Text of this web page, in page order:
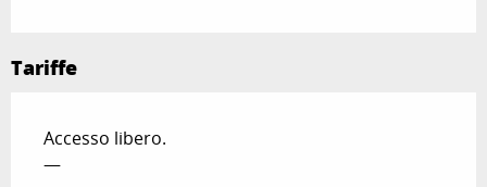
Tariffe
Accesso libero.
—